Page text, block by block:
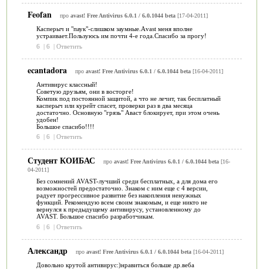
Feofan про avast! Free Antivirus 6.0.1 / 6.0.1044 beta[17-04-2011]
Касперыч и "паук"-слишком заумные.Аvast меня вполне
устраивает.Пользуюсь им почти 4-е года.Спасибо за прогу!
6
| 6 | Ответить
ecantadora про avast! Free Antivirus 6.0.1 / 6.0.1044 beta[16-04-2011]
Антивирус классный!
Советую друзьям, они в восторге!
Компик под постоянной защитой, а что не лечит, так бесплатный
касперыч или курейт спасет, проверки раз в два месяца
достаточно. Основную "грязь" Аваст блокирует, при этом очень
удобен!
Большое спасибо!!!!
6
| 6 | Ответить
Студент КОИБАС про avast! Free Antivirus 6.0.1 / 6.0.1044 beta[16-
04-2011]
Без сомнений AVAST-лучший среди бесплатных, а для дома его
возможностей предостаточно. Знаком с ним еще с 4 версии,
радует прогрессивное развитие без накопления ненужных
функций. Рекомендую всем своим знакомым, и еще никто не
вернулся к предыдущему антивирусу, установленному до
AVAST. Большое спасибо разработчикам.
6
| 6 | Ответить
Александр про avast! Free Antivirus 6.0.1 / 6.0.1044 beta[16-04-2011]
Довольно крутой антивирус:)нравиться больше др.веба